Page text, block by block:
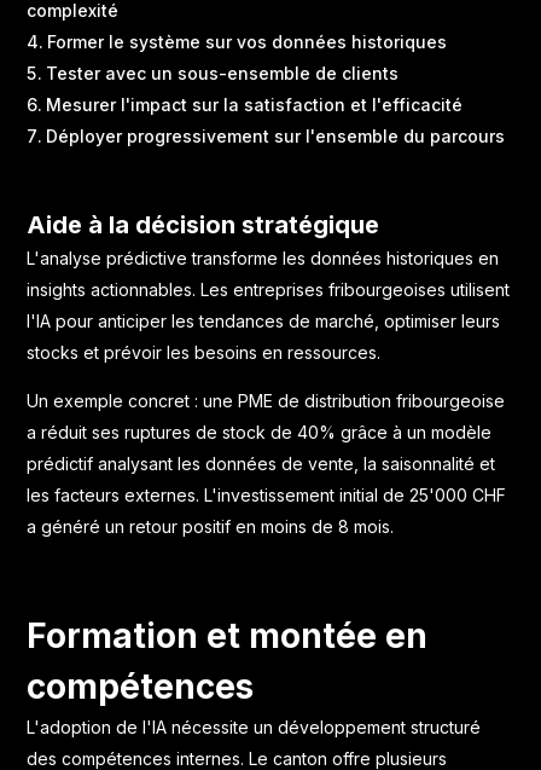
complexité
Former le système sur vos données historiques
Tester avec un sous-ensemble de clients
Mesurer l'impact sur la satisfaction et l'efficacité
Déployer progressivement sur l'ensemble du parcours
Aide à la décision stratégique
L'analyse prédictive transforme les données historiques en
insights actionnables. Les entreprises fribourgeoises utilisent
l'IA pour anticiper les tendances de marché, optimiser leurs
stocks et prévoir les besoins en ressources.
Un exemple concret : une PME de distribution fribourgeoise
a réduit ses ruptures de stock de 40% grâce à un modèle
prédictif analysant les données de vente, la saisonnalité et
les facteurs externes. L'investissement initial de 25'000 CHF
a généré un retour positif en moins de 8 mois.
Formation et montée en
compétences
L'adoption de l'IA nécessite un développement structuré
des compétences internes. Le canton offre plusieurs